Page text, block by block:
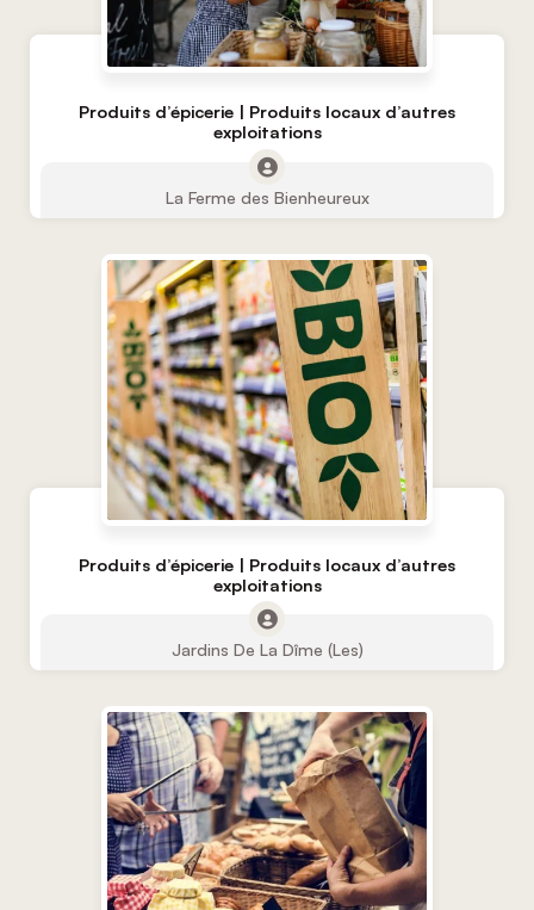
Produits d’épicerie | Produits locaux d’autres
exploitations
La Ferme des Bienheureux
Produits d’épicerie | Produits locaux d’autres
exploitations
Jardins De La Dîme (Les)